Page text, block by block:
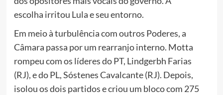
escolha irritou Lula e seu entorno.
Em meio à turbulência com outros Poderes, a
Câmara passa por um rearranjo interno. Motta
rompeu com os líderes do PT, Lindgerbh Farias
(RJ), e do PL, Sóstenes Cavalcante (RJ). Depois,
isolou os dois partidos e criou um bloco com 275